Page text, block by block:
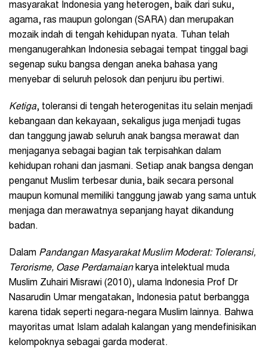
masyarakat Indonesia yang heterogen, baik dari suku,
agama, ras maupun golongan (SARA) dan merupakan
mozaik indah di tengah kehidupan nyata. Tuhan telah
menganugerahkan Indonesia sebagai tempat tinggal bagi
segenap suku bangsa dengan aneka bahasa yang
menyebar di seluruh pelosok dan penjuru ibu pertiwi.
Ketiga, toleransi di tengah heterogenitas itu selain menjadi
kebangaan dan kekayaan, sekaligus juga menjadi tugas
dan tanggung jawab seluruh anak bangsa merawat dan
menjaganya sebagai bagian tak terpisahkan dalam
kehidupan rohani dan jasmani. Setiap anak bangsa dengan
penganut Muslim terbesar dunia, baik secara personal
maupun komunal memiliki tanggung jawab yang sama untuk
menjaga dan merawatnya sepanjang hayat dikandung
badan.
Dalam Pandangan Masyarakat Muslim Moderat: Toleransi,
Terorisme, Oase Perdamaiankarya intelektual muda
Muslim Zuhairi Misrawi (2010), ulama Indonesia Prof Dr
Nasarudin Umar mengatakan, Indonesia patut berbangga
karena tidak seperti negara-negara Muslim lainnya. Bahwa
mayoritas umat Islam adalah kalangan yang mendefinisikan
kelompoknya sebagai garda moderat.